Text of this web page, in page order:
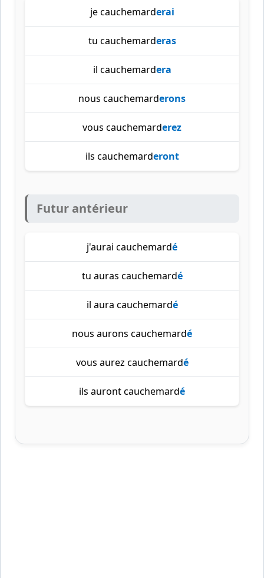
je cauchemarderai
tu cauchemarderas
il cauchemardera
nous cauchemarderons
vous cauchemarderez
ils cauchemarderont
Futur antérieur
j'aurai cauchemardé
tu auras cauchemardé
il aura cauchemardé
nous aurons cauchemardé
vous aurez cauchemardé
ils auront cauchemardé